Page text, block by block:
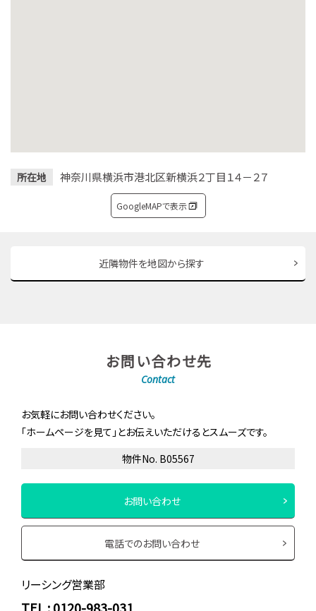
所在地 神奈川県横浜市港北区新横浜２丁目１４－２７
GoogleMAPで表示
近隣物件を地図から探す
お問い合わせ先
Contact
お気軽にお問い合わせください。
「ホームページを見て」とお伝えいただけるとスムーズです。
物件No. B05567
お問い合わせ
電話でのお問い合わせ
リーシング営業部